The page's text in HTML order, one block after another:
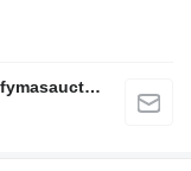
Fymas Auctions ApS – visit the auction fymasauctions.dk